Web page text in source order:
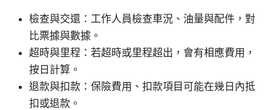
檢查與交還：工作人員檢查車況、油量與配件，對
比票據與數據。
超時與里程：若超時或里程超出，會有相應費用，
按日計算。
退款與扣款：保險費用、扣款項目可能在幾日內抵
扣或退款。